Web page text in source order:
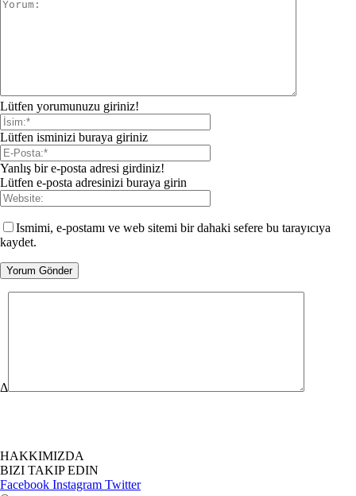
Lütfen yorumunuzu giriniz!
Lütfen isminizi buraya giriniz
Yanlış bir e-posta adresi girdiniz!
Lütfen e-posta adresinizi buraya girin
Ismimi, e-postamı ve web sitemi bir dahaki sefere bu tarayıcıya
kaydet.
Δ
HAKKIMIZDA
BIZI TAKIP EDIN
Facebook Instagram Twitter